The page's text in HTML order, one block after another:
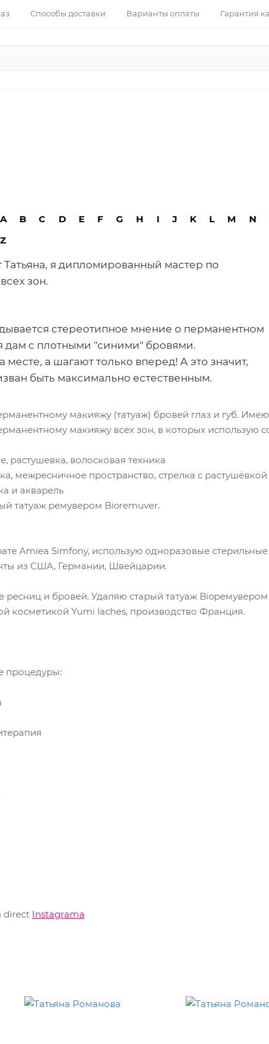
Способы доставки Варианты оплаты Гарантия
A B C D E F G H I J K L M N
Z
Татьяна, я дипломированный мастер по
зон.
стереотипное мнение о перманентном
дам с плотными "синими" бровями.
месте, а шагают только вперед! А это значит,
быть максимально естественным.
макияжу (татуаж) бровей глаз и губ.
макияжу всех зон, в которых использую
растушевка, волосковая техника
межресничное пространство, стрелка с растушёвкой
и акварель
татуаж ремувером Bioremuver.
Amiea Simfony, использую одноразовые
из США, Германии, Швейцарии.
и бровей. Удаляю старый татуаж
косметикой Yumi laches, производство Франция.
процедуры:
direct Instagrama